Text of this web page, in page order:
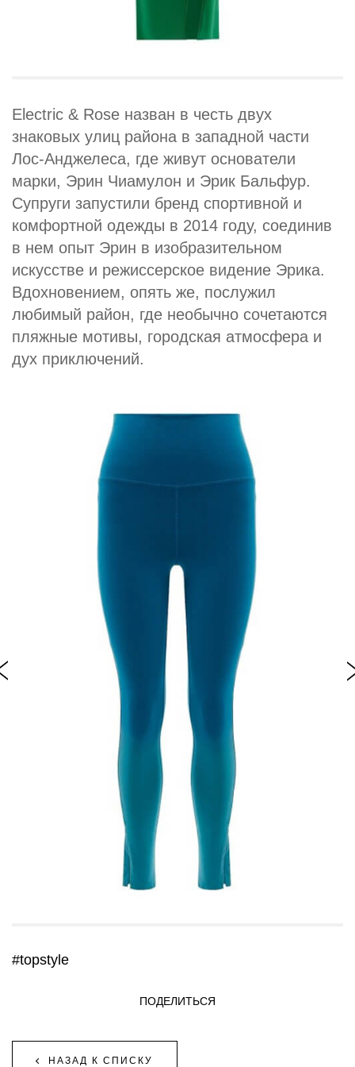
Electric & Rose назван в честь двух
знаковых улиц района в западной части
Лос-Анджелеса, где живут основатели
марки, Эрин Чиамулон и Эрик Бальфур.
Супруги запустили бренд спортивной и
комфортной одежды в 2014 году, соединив
в нем опыт Эрин в изобразительном
искусстве и режиссерское видение Эрика.
Вдохновением, опять же, послужил
любимый район, где необычно сочетаются
пляжные мотивы, городская атмосфера и
дух приключений.
#topstyle
НАЗАД К СПИСКУ
ПОДЕЛИТЬСЯ